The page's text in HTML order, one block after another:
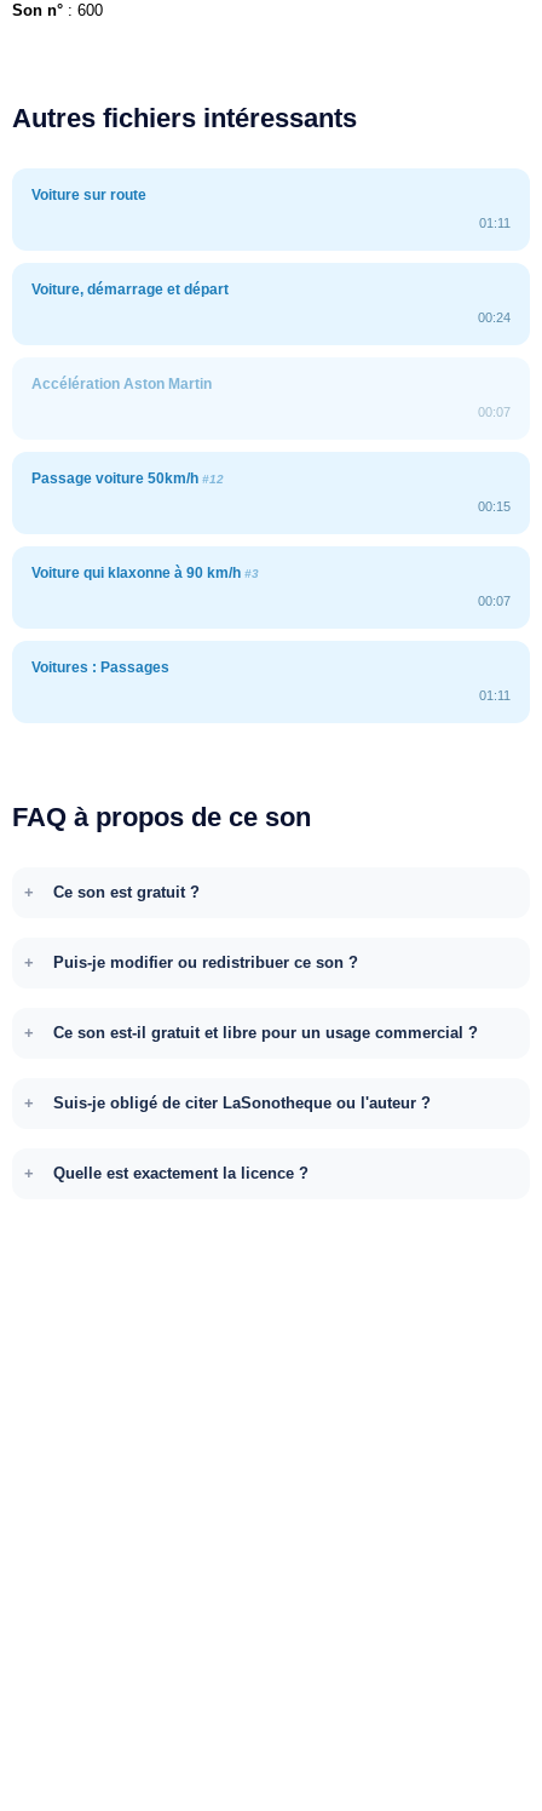
Son n° : 600
Autres fichiers intéressants
Voiture sur route
01:11
Voiture, démarrage et départ
00:24
Accélération Aston Martin
00:07
Passage voiture 50km/h #12
00:15
Voiture qui klaxonne à 90 km/h #3
00:07
Voitures : Passages
01:11
FAQ à propos de ce son
Ce son est gratuit ?
Puis-je modifier ou redistribuer ce son ?
Ce son est-il gratuit et libre pour un usage commercial ?
Suis-je obligé de citer LaSonotheque ou l'auteur ?
Quelle est exactement la licence ?